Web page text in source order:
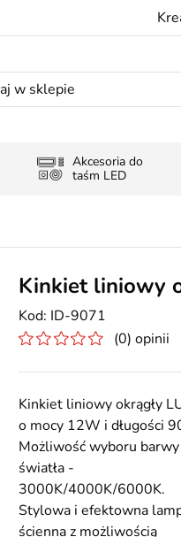
Akcesoria do
taśm LED
Kinkiet liniowy
ID-9071
(0) opinii
Kinkiet liniowy okrągły
o mocy 12W i długości
Możliwość wyboru barwy
światła -
3000K/4000K/6000K.
Stylowa i efektowna
ścienna z możliwością